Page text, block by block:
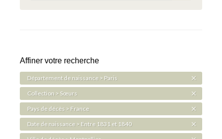
Affiner votre recherche
Département de naissance > Paris
Collection > Sœurs
Pays de décès > France
Date de naissance > Entre 1831 et 1840